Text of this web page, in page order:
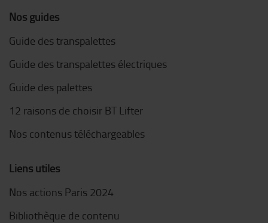
Nos guides
Guide des transpalettes
Guide des transpalettes électriques
Guide des palettes
12 raisons de choisir BT Lifter
Nos contenus téléchargeables
Liens utiles
Nos actions Paris 2024
Bibliothèque de contenu